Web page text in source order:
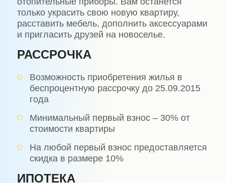
только украсить свою новую квартиру,
расставить мебель, дополнить аксессуарами
и пригласить друзей на новоселье.
РАССРОЧКА
Возможность приобретения жилья в
беспроцентную рассрочку до 25.09.2015
года
Минимальный первый взнос – 30% от
стоимости квартиры
На любой первый взнос предоставляется
скидка в размере 10%
ИПОТЕКА